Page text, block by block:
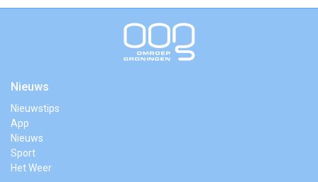
Nieuws
Nieuwstips
App
Nieuws
Sport
Het Weer